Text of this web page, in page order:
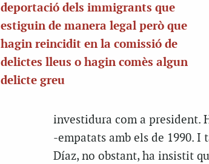
deportació dels immigrants que
estiguin de manera legal però que
hagin reincidit en la comissió de
delictes lleus o hagin comès algun
delicte greu
investidura com a president.
-empatats amb els de 1990. I
Díaz, no obstant, ha insistit